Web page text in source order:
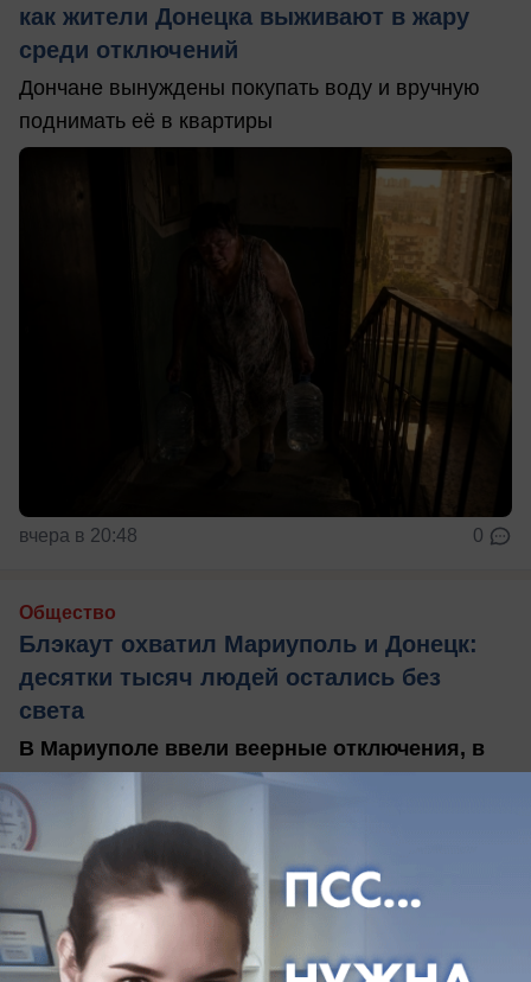
как жители Донецка выживают в жару
среди отключений
Дончане вынуждены покупать воду и вручную
поднимать её в квартиры
вчера в 20:48 0
Общество
Блэкаут охватил Мариуполь и Донецк:
десятки тысяч людей остались без
света
В Мариуполе ввели веерные отключения, в
Донецке обесточены сотни подстанций